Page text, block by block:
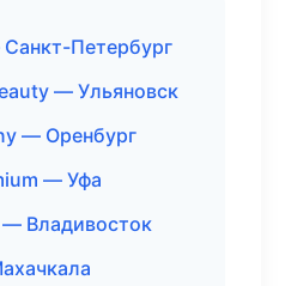
Петербург
— Ульяновск
— Оренбург
— Уфа
— Владивосток